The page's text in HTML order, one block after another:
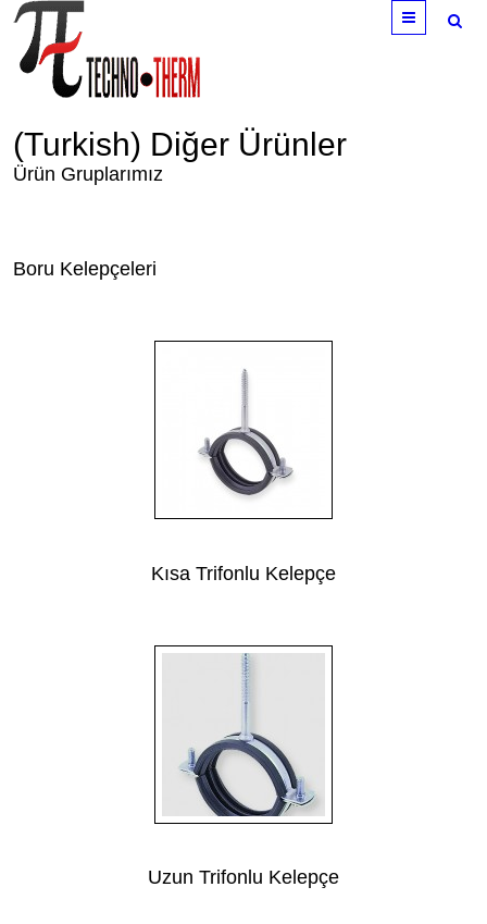
Menu
(Turkish) Diğer Ürünler
Ürün Gruplarımız
Boru Kelepçeleri
Kısa Trifonlu Kelepçe
Uzun Trifonlu Kelepçe